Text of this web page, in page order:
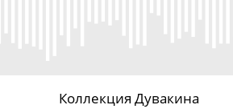
Коллекция Дувакина